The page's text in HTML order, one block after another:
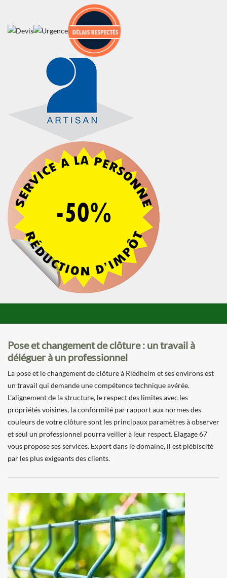
Pose et changement de clôture : un travail à
déléguer à un professionnel
La pose et le changement de clôture à Riedheim et ses environs est
un travail qui demande une compétence technique avérée.
L’alignement de la structure, le respect des limites avec les
propriétés voisines, la conformité par rapport aux normes des
couleurs de votre clôture sont les principaux paramètres à observer
et seul un professionnel pourra veiller à leur respect. Elagage 67
vous propose ses services. Expert dans le domaine, il est plébiscité
par les plus exigeants des clients.